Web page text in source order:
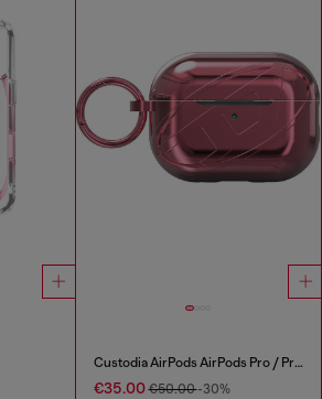
Custodia AirPods AirPods Pro / Pro 2
€35.00€50.00-30%